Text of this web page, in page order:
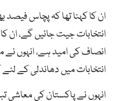
ان کا کہنا تھا کہ پچاس فیصد
انتخابات جیت جائیں گے، ان
انصاف کی امید ہے، انہوں نے
انتخابات میں دھاندلی کے
انہوں نے پاکستان کی معاشی